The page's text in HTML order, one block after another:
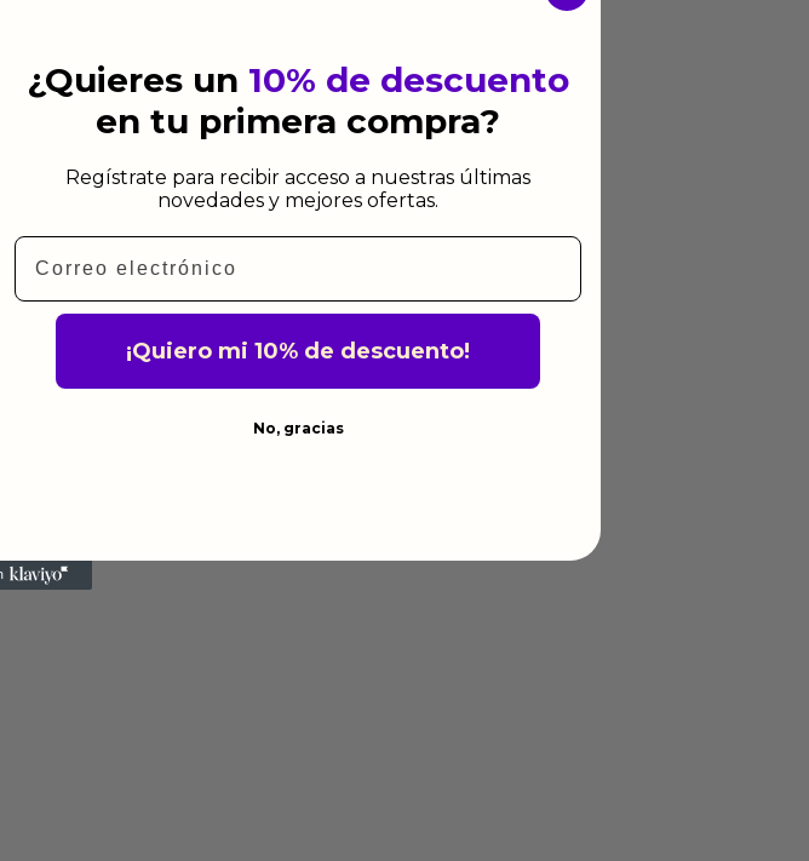
¿Quieres un 10% de descuento
en tu primera compra?
Regístrate para recibir acceso a nuestras últimas
novedades y mejores ofertas.
Email
¡Quiero mi 10% de descuento!
No, gracias